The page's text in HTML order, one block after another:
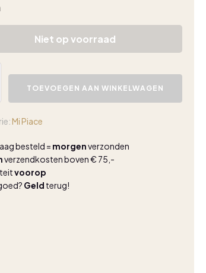
Niet op voorraad
TOEVOEGEN AAN WINKELWAGEN
Mi Piace
besteld = morgenverzonden
verzendkosten boven € 75,-
voorop
Geld terug!